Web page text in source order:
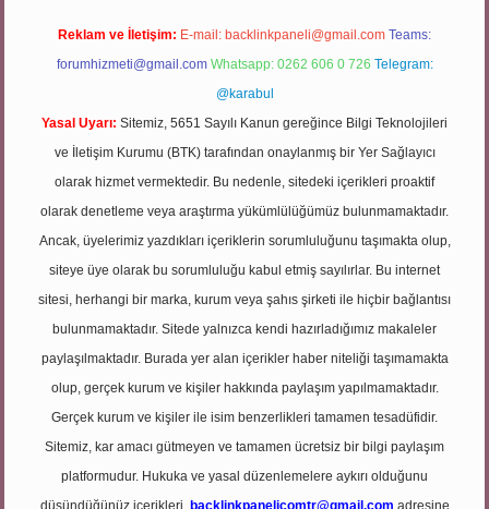
Reklam ve İletişim: E-mail: backlinkpaneli@gmail.com Teams:
forumhizmeti@gmail.com Whatsapp: 0262 606 0 726 Telegram:
@karabul
Yasal Uyarı: Sitemiz, 5651 Sayılı Kanun gereğince Bilgi Teknolojileri
ve İletişim Kurumu (BTK) tarafından onaylanmış bir Yer Sağlayıcı
olarak hizmet vermektedir. Bu nedenle, sitedeki içerikleri proaktif
olarak denetleme veya araştırma yükümlülüğümüz bulunmamaktadır.
Ancak, üyelerimiz yazdıkları içeriklerin sorumluluğunu taşımakta olup,
siteye üye olarak bu sorumluluğu kabul etmiş sayılırlar. Bu internet
sitesi, herhangi bir marka, kurum veya şahıs şirketi ile hiçbir bağlantısı
bulunmamaktadır. Sitede yalnızca kendi hazırladığımız makaleler
paylaşılmaktadır. Burada yer alan içerikler haber niteliği taşımamakta
olup, gerçek kurum ve kişiler hakkında paylaşım yapılmamaktadır.
Gerçek kurum ve kişiler ile isim benzerlikleri tamamen tesadüfidir.
Sitemiz, kar amacı gütmeyen ve tamamen ücretsiz bir bilgi paylaşım
platformudur. Hukuka ve yasal düzenlemelere aykırı olduğunu
düşündüğünüz içerikleri,
backlinkpanelicomtr@gmail.com adresine